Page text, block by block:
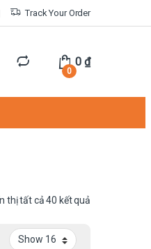
Track Your Order
0
0₫
thị tất cả 40 kết quả